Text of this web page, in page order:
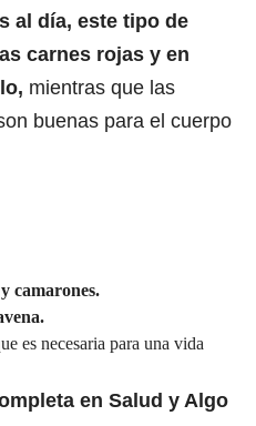
al día, este tipo de
carnes rojas y en
mientras que las
buenas para el cuerpo
camarones.
es necesaria para una vida
en Salud y Algo